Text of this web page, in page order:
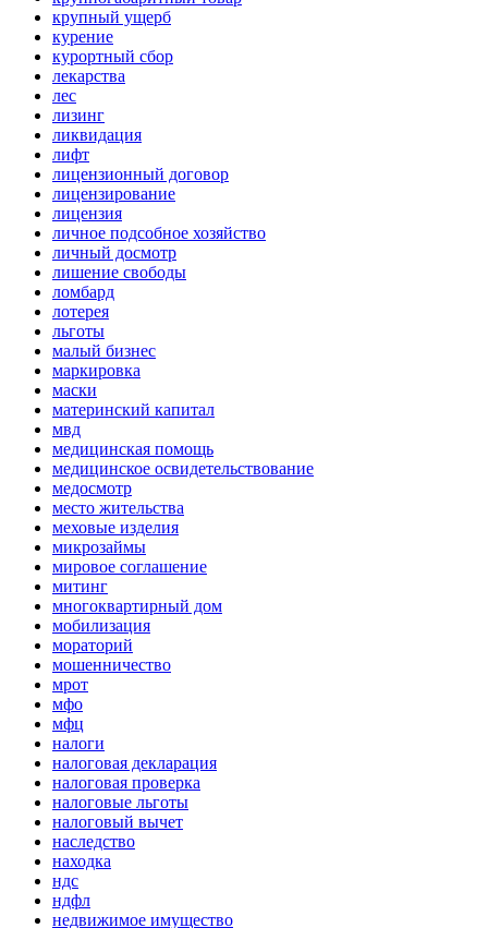
крупный ущерб
курение
курортный сбор
лекарства
лес
лизинг
ликвидация
лифт
лицензионный договор
лицензирование
лицензия
личное подсобное хозяйство
личный досмотр
лишение свободы
ломбард
лотерея
льготы
малый бизнес
маркировка
маски
материнский капитал
мвд
медицинская помощь
медицинское освидетельствование
медосмотр
место жительства
меховые изделия
микрозаймы
мировое соглашение
митинг
многоквартирный дом
мобилизация
мораторий
мошенничество
мрот
мфо
мфц
налоги
налоговая декларация
налоговая проверка
налоговые льготы
налоговый вычет
наследство
находка
ндс
ндфл
недвижимое имущество